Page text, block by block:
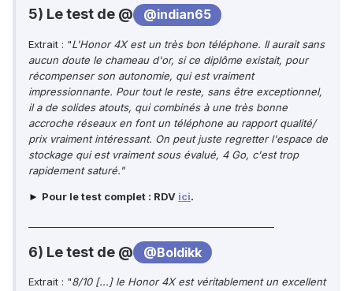
5) Le test de @ @indian65
Extrait : "L'Honor 4X est un très bon téléphone. Il aurait sans
aucun doute le chameau d'or, si ce diplôme existait, pour
récompenser son autonomie, qui est vraiment
impressionnante. Pour tout le reste, sans être exceptionnel,
il a de solides atouts, qui combinés à une très bonne
accroche réseaux en font un téléphone au rapport qualité/
prix vraiment intéressant. On peut juste regretter l'espace de
stockage qui est vraiment sous évalué, 4 Go, c'est trop
rapidement saturé."
► Pour le test complet : RDV ici.
6) Le test de @ @Boldikk
Extrait : "8/10 [...] le Honor 4X est véritablement un excellent